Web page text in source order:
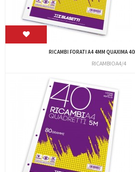
RICAMBI FORATI A4 4MM QUAXIMA
RICAMBIOA4/4